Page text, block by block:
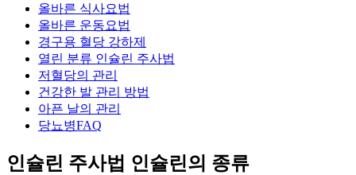
올바른 식사요법
올바른 운동요법
경구용 혈당 강하제
열린 분류 인슐린 주사법
저혈당의 관리
건강한 발 관리 방법
아픈 날의 관리
당뇨병FAQ
인슐린 주사법 인슐린의 종류